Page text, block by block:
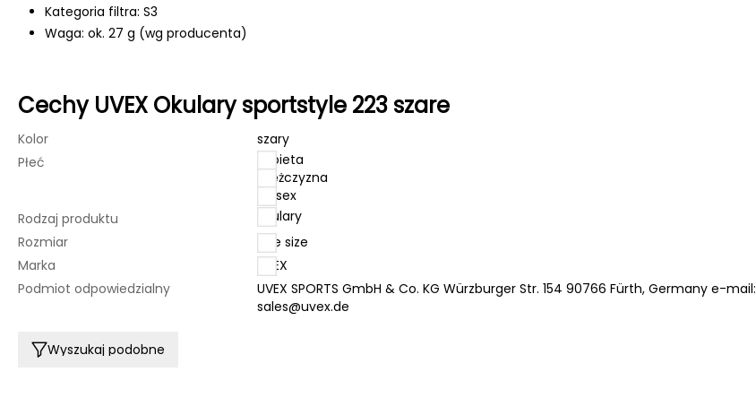
Kategoria filtra: S3
Waga: ok. 27 g (wg producenta)
Cechy UVEX Okulary sportstyle 223 szare
Kolor
szary
Płeć
kobieta
mężczyzna
unisex
Rodzaj produktu
okulary
Rozmiar
one size
Marka
UVEX
Podmiot odpowiedzialny
UVEX SPORTS GmbH & Co. KG Würzburger Str. 154 90766 Fürth, Germany e-mail:
sales@uvex.de
Wyszukaj podobne